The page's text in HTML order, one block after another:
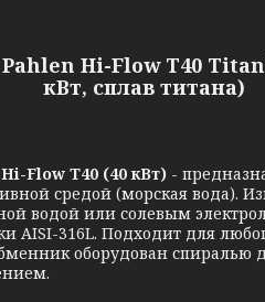
Hi-Flow T40
кВт, сплав титана)
Flow T40 (40 кВт) -
средой (морская вода).
водой или солевым
AISI-316L. Подходит для
оборудован спиралью